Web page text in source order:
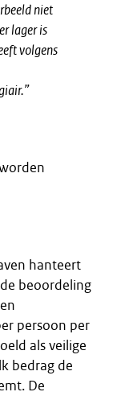
niet
lager is
volgens
hanteert
beoordeling
persoon per
als veilige
bedrag de
De